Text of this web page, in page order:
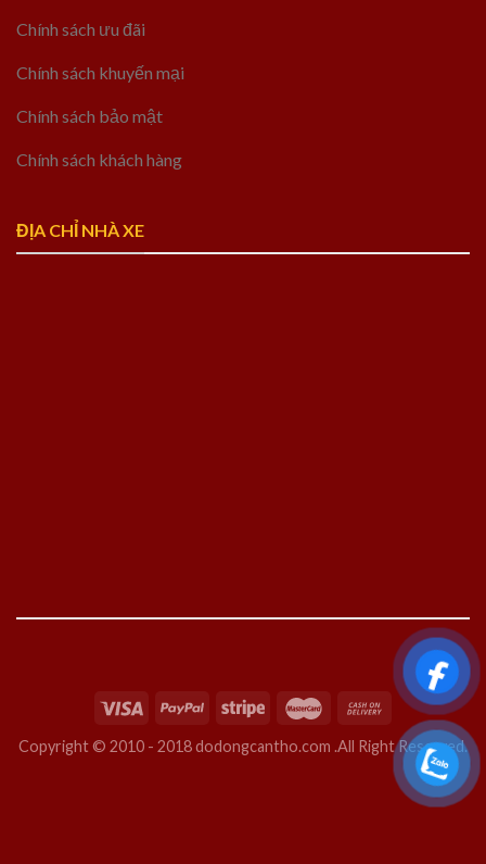
Chính sách ưu đãi
Chính sách khuyến mại
Chính sách bảo mật
Chính sách khách hàng
ĐỊA CHỈ NHÀ XE
Copyright © 2010 - 2018 dodongcantho.com .All Right Reserved.